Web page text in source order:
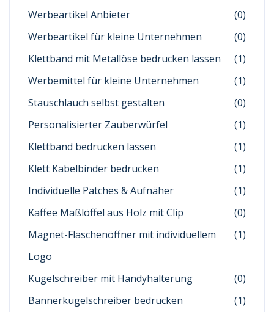
Werbeartikel Anbieter
(0)
Werbeartikel für kleine Unternehmen
(0)
Klettband mit Metallöse bedrucken lassen
(1)
Werbemittel für kleine Unternehmen
(1)
Stauschlauch selbst gestalten
(0)
Personalisierter Zauberwürfel
(1)
Klettband bedrucken lassen
(1)
Klett Kabelbinder bedrucken
(1)
Individuelle Patches & Aufnäher
(1)
Kaffee Maßlöffel aus Holz mit Clip
(0)
Magnet-Flaschenöffner mit individuellem
Logo
(1)
Kugelschreiber mit Handyhalterung
(0)
Bannerkugelschreiber bedrucken
(1)